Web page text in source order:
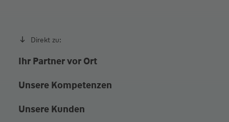
Direkt zu:
Ihr Partner vor Ort
Unsere Kompetenzen
Unsere Kunden